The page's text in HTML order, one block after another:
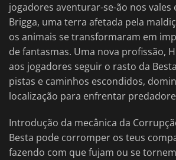
jogadores aventurar-se-ão nos vales
Brigga, uma terra afetada pela
os animais se transformaram em
de fantasmas. Uma nova profissão,
aos jogadores seguir o rasto da
pistas e caminhos escondidos,
localização para enfrentar
Introdução da mecânica da
Besta pode corromper os teus
fazendo com que fujam ou se